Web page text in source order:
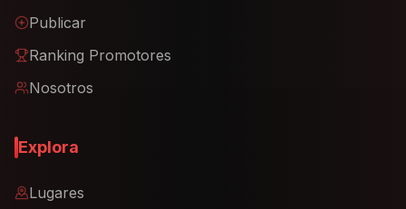
Publicar
Ranking Promotores
Nosotros
Explora
Lugares